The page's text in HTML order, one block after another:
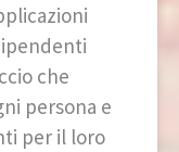
che
persona e
per il loro